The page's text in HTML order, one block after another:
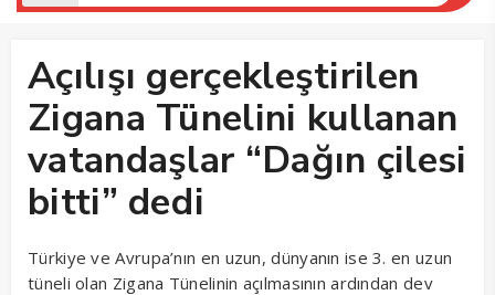
Açılışı gerçekleştirilen
Zigana Tünelini kullanan
vatandaşlar “Dağın çilesi
bitti” dedi
Türkiye ve Avrupa’nın en uzun, dünyanın ise 3. en uzun
tüneli olan Zigana Tünelinin açılmasının ardından dev